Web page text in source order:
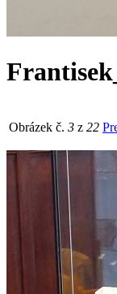
Obrázek č. 3 z 22